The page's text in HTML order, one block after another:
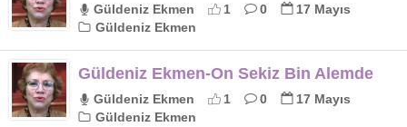
Güldeniz Ekmen 1 0
17 Mayıs
Güldeniz Ekmen
Güldeniz Ekmen-On Sekiz Bin Alemde
Güldeniz Ekmen 1 0
17 Mayıs
Güldeniz Ekmen